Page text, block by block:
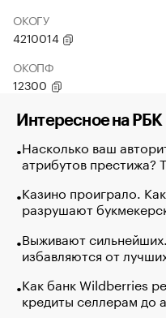
ОКОГУ
4210014
ОКОПФ
12300
Интересное на РБК
Насколько ваш
атрибутов престижа?
Казино проиграло.
разрушают
Выживают
избавляются от
Как банк Wildberries
кредиты селлерам до